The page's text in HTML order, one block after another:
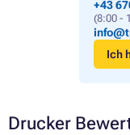
+43
(8:00 -
Ich
Drucker